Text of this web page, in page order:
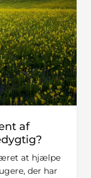
af
at hjælpe
der har